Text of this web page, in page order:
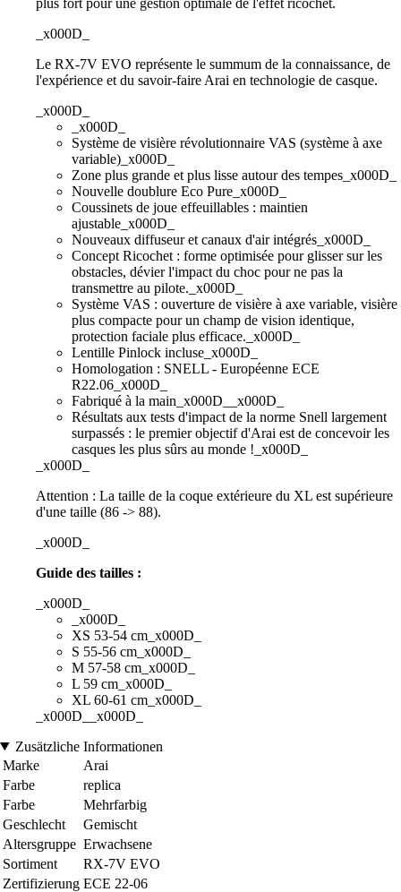
plus fort pour une gestion optimale de l'effet ricochet.
_x000D_
Le RX-7V EVO représente le summum de la connaissance, de
l'expérience et du savoir-faire Arai en technologie de casque.
_x000D_
_x000D_
Système de visière révolutionnaire VAS (système à axe
variable)_x000D_
Zone plus grande et plus lisse autour des tempes_x000D_
Nouvelle doublure Eco Pure_x000D_
Coussinets de joue effeuillables : maintien
ajustable_x000D_
Nouveaux diffuseur et canaux d'air intégrés_x000D_
Concept Ricochet : forme optimisée pour glisser sur les
obstacles, dévier l'impact du choc pour ne pas la
transmettre au pilote._x000D_
Système VAS : ouverture de visière à axe variable, visière
plus compacte pour un champ de vision identique,
protection faciale plus efficace._x000D_
Lentille Pinlock incluse_x000D_
Homologation : SNELL - Européenne ECE
R22.06_x000D_
Fabriqué à la main_x000D__x000D_
Résultats aux tests d'impact de la norme Snell largement
surpassés : le premier objectif d'Arai est de concevoir les
casques les plus sûrs au monde !_x000D_
_x000D_
Attention : La taille de la coque extérieure du XL est supérieure
d'une taille (86 -> 88).
_x000D_
Guide des tailles :
_x000D_
_x000D_
XS 53-54 cm_x000D_
S 55-56 cm_x000D_
M 57-58 cm_x000D_
L 59 cm_x000D_
XL 60-61 cm_x000D_
_x000D__x000D_
Zusätzliche Informationen
Marke
Arai
Farbe
replica
Farbe
Mehrfarbig
Geschlecht
Gemischt
Altersgruppe Erwachsene
Sortiment
RX-7V EVO
Zertifizierung ECE 22-06